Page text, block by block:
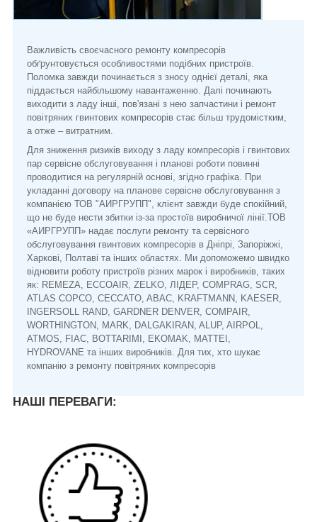
Важливість своєчасного ремонту компресорів
обґрунтовується особливостями подібних пристроїв.
Поломка завжди починається з зносу однієї деталі, яка
піддається найбільшому навантаженню. Далі починають
виходити з ладу інші, пов'язані з нею запчастини і ремонт
повітряних гвинтових компресорів стає більш трудомістким,
а отже – витратним.
Для зниження ризиків виходу з ладу компресорів і гвинтових
пар сервісне обслуговування і планові роботи повинні
проводитися на регулярній основі, згідно графіка. При
укладанні договору на планове сервісне обслуговування з
компанією ТОВ "АИРГРУПП", клієнт завжди буде спокійний,
що не буде нести збитки із-за простоїв виробничої лінії.ТОВ
«АИРГРУПП» надає послуги ремонту та сервісного
обслуговування гвинтових компресорів в Дніпрі, Запоріжжі,
Харкові, Полтаві та інших областях. Ми допоможемо швидко
відновити роботу пристроїв різних марок і виробників, таких
як: REMEZA, ECCOAIR, ZELKO, ЛІДЕР, COMPRAG, SCR,
ATLAS COPCO, CECCATO, ABAC, KRAFTMANN, KAESER,
INGERSOLL RAND, GARDNER DENVER, COMPAIR,
WORTHINGTON, MARK, DALGAKIRAN, ALUP, AIRPOL,
ATMOS, FIAC, BOTTARIMI, EKOMAK, MATTEI,
HYDROVANE та інших виробників. Для тих, хто шукає
компанію з ремонту повітряних компресорів
НАШІ ПЕРЕВАГИ: